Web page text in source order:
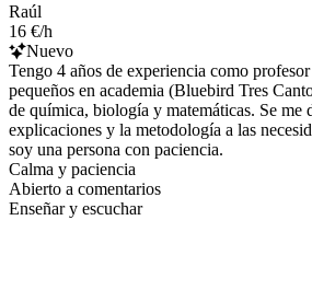
Raúl
16 €/h
Nuevo
Tengo 4 años de experiencia como
pequeños en academia (Bluebird Tres
de química, biología y matemáticas. Se me
explicaciones y la metodología a las
soy una persona con paciencia.
Calma y paciencia
Abierto a comentarios
Enseñar y escuchar